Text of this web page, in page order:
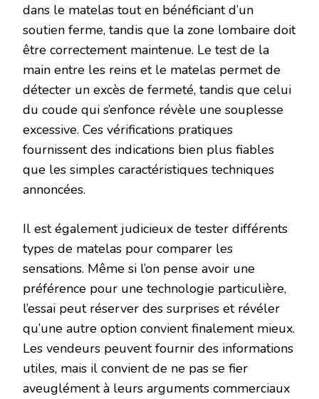
dans le matelas tout en bénéficiant d’un
soutien ferme, tandis que la zone lombaire doit
être correctement maintenue. Le test de la
main entre les reins et le matelas permet de
détecter un excès de fermeté, tandis que celui
du coude qui s’enfonce révèle une souplesse
excessive. Ces vérifications pratiques
fournissent des indications bien plus fiables
que les simples caractéristiques techniques
annoncées.
Il est également judicieux de tester différents
types de matelas pour comparer les
sensations. Même si l’on pense avoir une
préférence pour une technologie particulière,
l’essai peut réserver des surprises et révéler
qu’une autre option convient finalement mieux.
Les vendeurs peuvent fournir des informations
utiles, mais il convient de ne pas se fier
aveuglément à leurs arguments commerciaux